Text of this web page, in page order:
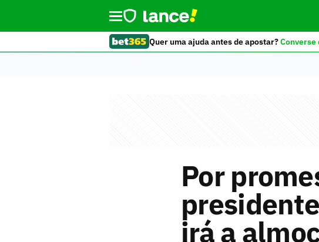
Quer uma ajuda antes de apostar?Converse
Por
irá a